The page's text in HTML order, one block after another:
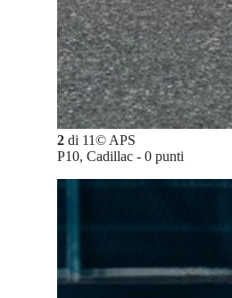
2 di 11© APS
P10, Cadillac - 0 punti